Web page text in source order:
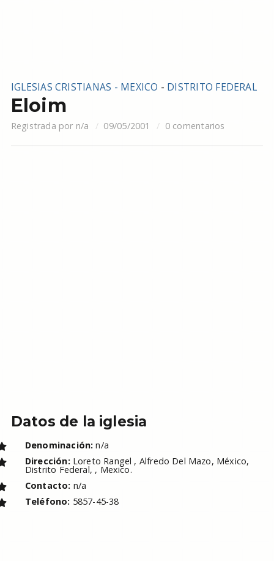
IGLESIAS CRISTIANAS - MEXICO - DISTRITO FEDERAL
Eloim
Registrada por n/a 09/05/2001 0 comentarios
Datos de la iglesia
Denominación: n/a
Dirección: Loreto Rangel , Alfredo Del Mazo, México,
Distrito Federal, , Mexico.
Contacto: n/a
Teléfono: 5857-45-38